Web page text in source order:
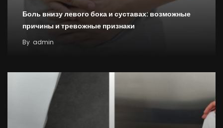
Боль внизу левого бока и суставах: возможные
причины и тревожные признаки
By admin